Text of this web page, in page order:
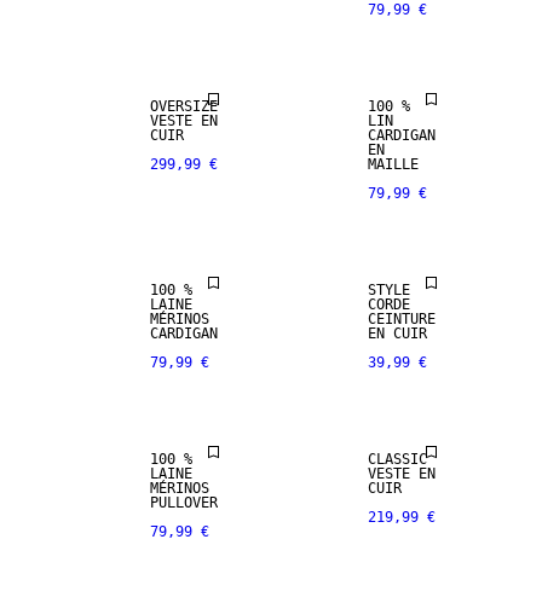
79,99 €
OVERSIZE
VESTE EN
CUIR
299,99 €
PREMIUM
100 %
LIN
CARDIGAN
EN
MAILLE
79,99 €
PREMIUM
100 %
LAINE
MÉRINOS
CARDIGAN
79,99 €
CUIR
VÉRITABLE
PREMIUM
STYLE
CORDE
CEINTURE
EN CUIR
39,99 €
PREMIUM
SELECTION
100 % LAINE
100 %
LAINE
MÉRINOS
PULLOVER
79,99 €
CUIR
VÉRITABLE
PREMIUM
CLASSIC
VESTE EN
CUIR
219,99 €
100 % LIN
PREMIUM
PREMIUM
SELECTION